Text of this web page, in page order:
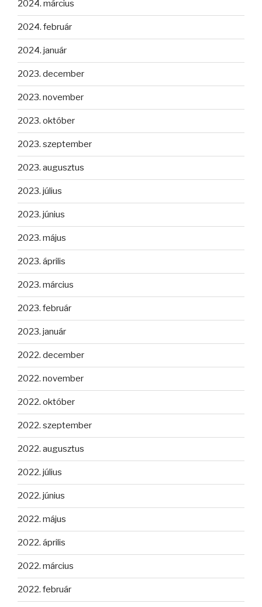
2024. március
2024. február
2024. január
2023. december
2023. november
2023. október
2023. szeptember
2023. augusztus
2023. július
2023. június
2023. május
2023. április
2023. március
2023. február
2023. január
2022. december
2022. november
2022. október
2022. szeptember
2022. augusztus
2022. július
2022. június
2022. május
2022. április
2022. március
2022. február